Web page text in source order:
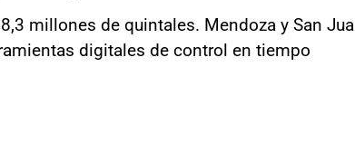
millones de quintales. Mendoza y San
digitales de control en tiempo